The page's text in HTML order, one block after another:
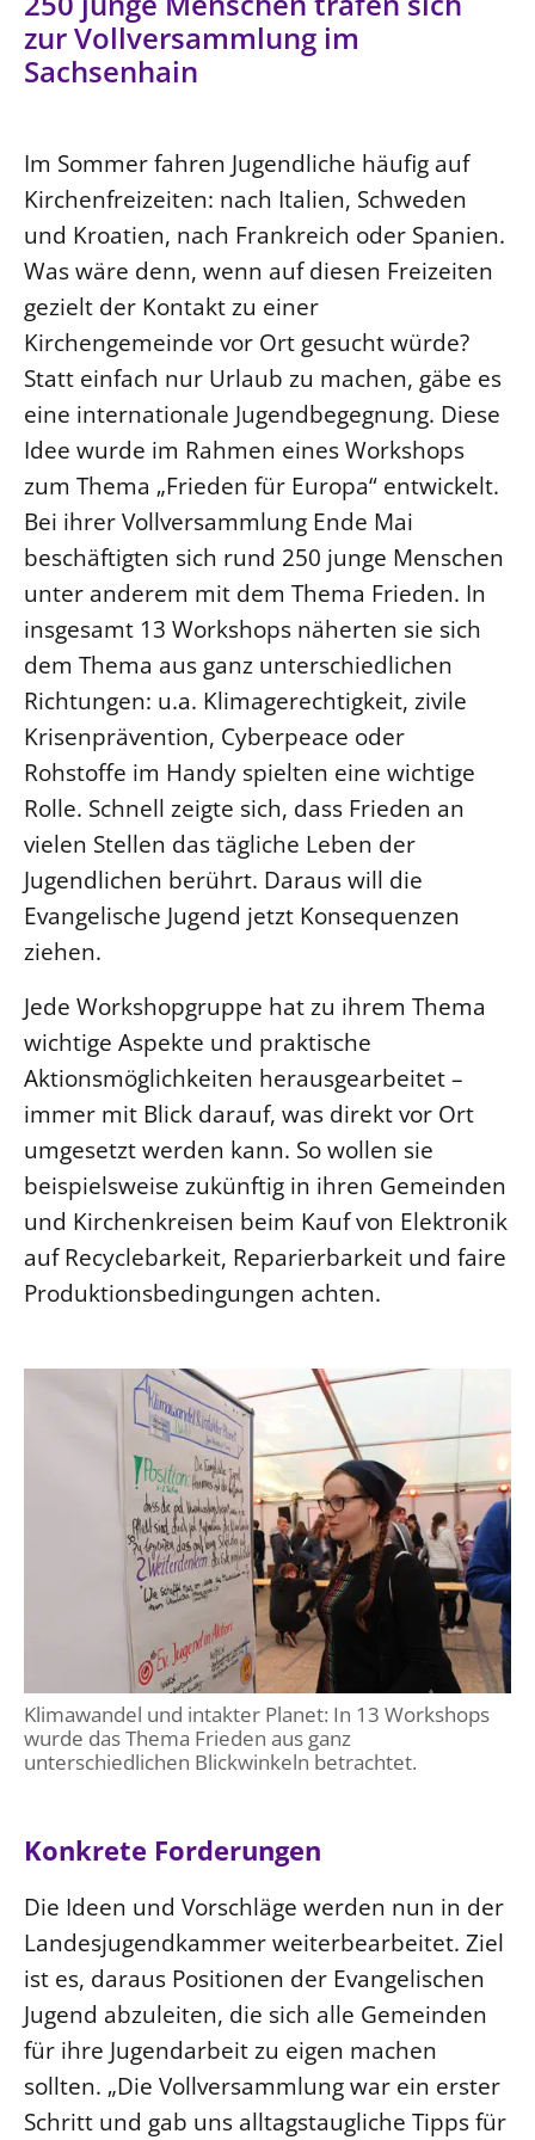
zur Vollversammlung im
Sachsenhain
Im Sommer fahren Jugendliche häufig auf
Kirchenfreizeiten: nach Italien, Schweden
und Kroatien, nach Frankreich oder Spanien.
Was wäre denn, wenn auf diesen Freizeiten
gezielt der Kontakt zu einer
Kirchengemeinde vor Ort gesucht würde?
Statt einfach nur Urlaub zu machen, gäbe es
eine internationale Jugendbegegnung. Diese
Idee wurde im Rahmen eines Workshops
zum Thema „Frieden für Europa“ entwickelt.
Bei ihrer Vollversammlung Ende Mai
beschäftigten sich rund 250 junge Menschen
unter anderem mit dem Thema Frieden. In
insgesamt 13 Workshops näherten sie sich
dem Thema aus ganz unterschiedlichen
Richtungen: u.a. Klimagerechtigkeit, zivile
Krisenprävention, Cyberpeace oder
Rohstoffe im Handy spielten eine wichtige
Rolle. Schnell zeigte sich, dass Frieden an
vielen Stellen das tägliche Leben der
Jugendlichen berührt. Daraus will die
Evangelische Jugend jetzt Konsequenzen
ziehen.
Jede Workshopgruppe hat zu ihrem Thema
wichtige Aspekte und praktische
Aktionsmöglichkeiten herausgearbeitet –
immer mit Blick darauf, was direkt vor Ort
umgesetzt werden kann. So wollen sie
beispielsweise zukünftig in ihren Gemeinden
und Kirchenkreisen beim Kauf von Elektronik
auf Recyclebarkeit, Reparierbarkeit und faire
Produktionsbedingungen achten.
Klimawandel und intakter Planet: In 13 Workshops
wurde das Thema Frieden aus ganz
unterschiedlichen Blickwinkeln betrachtet.
Konkrete Forderungen
Die Ideen und Vorschläge werden nun in der
Landesjugendkammer weiterbearbeitet. Ziel
ist es, daraus Positionen der Evangelischen
Jugend abzuleiten, die sich alle Gemeinden
für ihre Jugendarbeit zu eigen machen
sollten. „Die Vollversammlung war ein erster
Schritt und gab uns alltagstaugliche Tipps für
Kirche und Finanzen
Personalausschuss
Willkommen
Kollegium
Abteilungen des Landeskirchenamts
Rechnungsprüfungsamt
Fachstelle Sexualisierte Gewalt
Beschwerdestellen
Kirchenämter
Gleichstellung
Datenschutz
Geschäftsstelle Landessynode
LANDESSYNODE
27. Landessynode
Kontakt
Hintergrund
MITARBEIT
Beruf
Freie Stellen
BIBLIOTHEK & ARCHIV
SERVICE
Älterwerden im Pfarrberuf
Beteiligungsverfahren
Beschwerdestellen
Ephoralbüro
Finanzplanung
Fundraising
IT-Service
Corporate Design
Jahresgespräche
Kantine Speiseplan
Kirchliches Amtsblatt
Kirchliche Verwaltung
Klimaschutzgesetz
Kunstreferat
Öffentlichkeitsarbeit
Personalausschuss
Projektmanagement
Recht
Evangelische Kirche
Lutherische Kirche
Ökumene
Religionen
Gegen Gewalt
Erneuerbare Energien
Mobilität
Naturschutz
Gebäude
Impressum
Datenschutz
Presse
Freie Stellen
Service für Gemeinden
Suche